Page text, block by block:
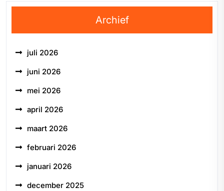
Archief
juli 2026
juni 2026
mei 2026
april 2026
maart 2026
februari 2026
januari 2026
december 2025